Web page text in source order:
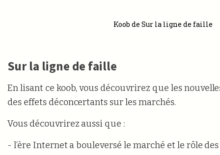
Koob de Sur la ligne de faille
Sur la ligne de faille
En lisant ce koob, vous découvrirez que les
des effets déconcertants sur les marchés.
Vous découvrirez aussi que :
- l’ère Internet a bouleversé le marché et le rôle